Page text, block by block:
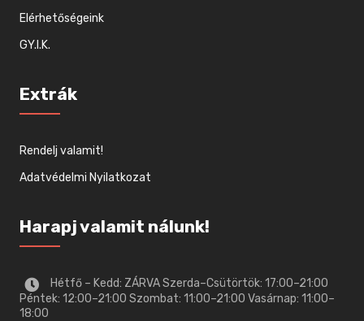
Elérhetőségeink
GY.I.K.
Extrák
Rendelj valamit!
Adatvédelmi Nyilatkozat
Harapj valamit nálunk!
Hétfő – Kedd: ZÁRVA Szerda–Csütörtök: 17:00–21:00
Péntek: 12:00–21:00 Szombat: 11:00–21:00 Vasárnap: 11:00–
18:00